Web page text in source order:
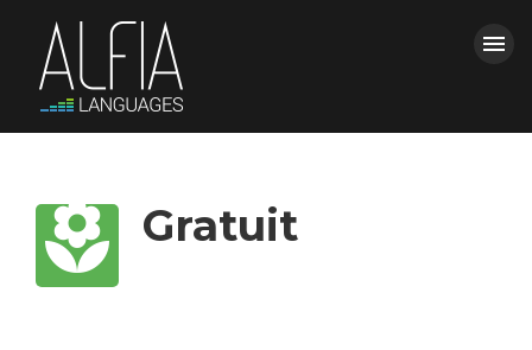
menu
FORMATIONS
ALFIA
local_florist Gratuit